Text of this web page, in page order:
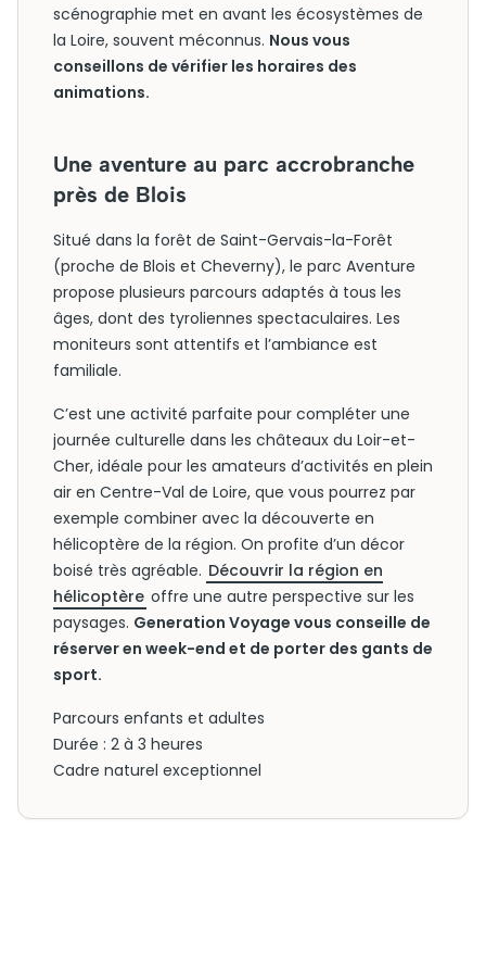
scénographie met en avant les écosystèmes de
la Loire, souvent méconnus. Nous vous
conseillons de vérifier les horaires des
animations.
Une aventure au parc accrobranche
près de Blois
Situé dans la forêt de Saint-Gervais-la-Forêt
(proche de Blois et Cheverny), le parc Aventure
propose plusieurs parcours adaptés à tous les
âges, dont des tyroliennes spectaculaires. Les
moniteurs sont attentifs et l’ambiance est
familiale.
C’est une activité parfaite pour compléter une
journée culturelle dans les châteaux du Loir-et-
Cher, idéale pour les amateurs d’activités en plein
air en Centre-Val de Loire, que vous pourrez par
exemple combiner avec la découverte en
hélicoptère de la région. On profite d’un décor
boisé très agréable. Découvrir la région en
hélicoptère offre une autre perspective sur les
paysages. Generation Voyage vous conseille de
réserver en week-end et de porter des gants de
sport.
Parcours enfants et adultes
Durée : 2 à 3 heures
Cadre naturel exceptionnel